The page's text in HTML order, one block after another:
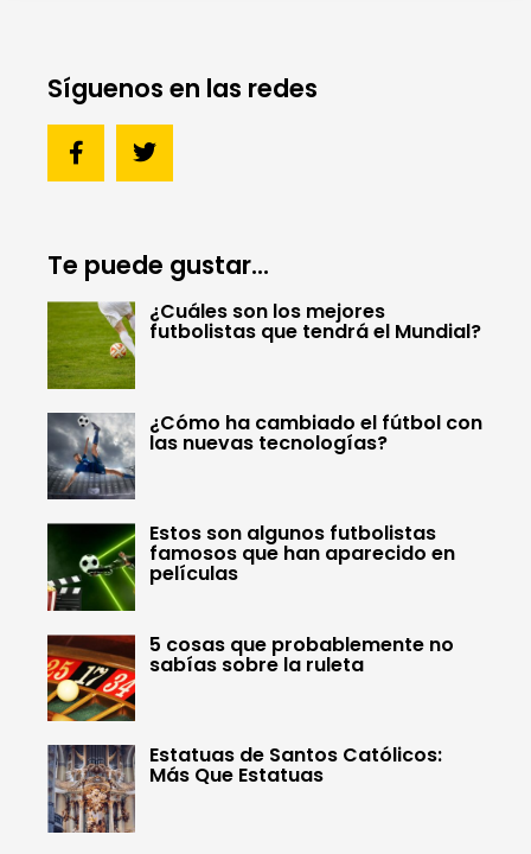
Síguenos en las redes
Te puede gustar...
¿Cuáles son los mejores
futbolistas que tendrá el Mundial?
¿Cómo ha cambiado el fútbol con
las nuevas tecnologías?
Estos son algunos futbolistas
famosos que han aparecido en
películas
5 cosas que probablemente no
sabías sobre la ruleta
Estatuas de Santos Católicos:
Más Que Estatuas